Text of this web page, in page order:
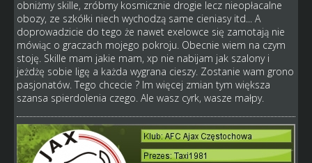
obniżmy skille, zróbmy kosmicznie drogie lecz nieopłacalne
obozy, ze szkółki niech wychodzą same cieniasy itd... A
doprowadzicie do tego że nawet exelowce się zamotają nie
mówiąc o graczach mojego pokroju. Obecnie wiem na czym
stoję. Skille mam jakie mam, xp nie nabijam jak szalony i
jeżdżę sobie ligę a każda wygrana cieszy. Zostanie wam grono
pasjonatów. Tego chcecie ? Im więcej zmian tym większa
szansa spierdolenia czego. Ale wasz cyrk, wasze małpy.